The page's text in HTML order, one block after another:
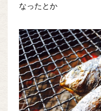
なったとか